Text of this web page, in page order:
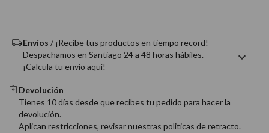
Envíos / ¡Recibe tus productos en tiempo record!
Despachamos en Santiago 24 a 48 horas hábiles.
¡Calcula tu envío aquí!
Devolución
Tienes 10 días desde que recibes tu pedido para hacer la
devolución.
Aplican restricciones, revisar nuestras politicas de retracto.